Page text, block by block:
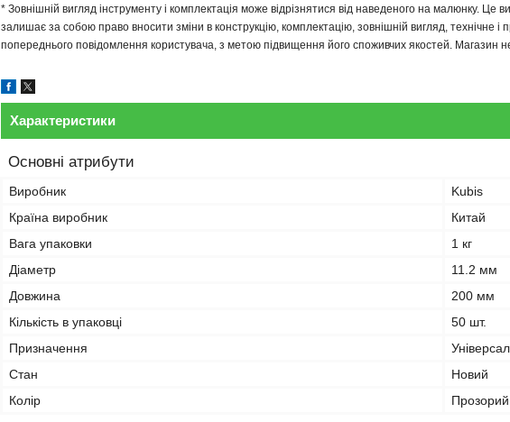
* Зовнішній вигляд інструменту і комплектація може відрізнятися від наведеного на малюнку.
залишає за собою право вносити зміни в конструкцію, комплектацію, зовнішній вигляд, технічне
попереднього повідомлення користувача, з метою підвищення його споживчих якостей. Магазин
Характеристики
Основні атрибути
Виробник
Kubis
Країна виробник
Китай
Вага упаковки
1 кг
Діаметр
11.2 мм
Довжина
200 мм
Кількість в упаковці
50 шт.
Призначення
Стан
Новий
Колір
Прозорий